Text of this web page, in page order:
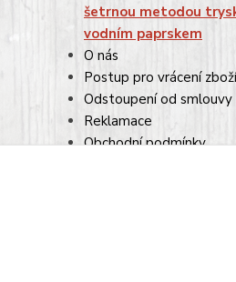
šetrnou metodou
vodním paprskem
O nás
Postup pro vrácení zboží
Odstoupení od smlouvy
Reklamace
Obchodní podmínky